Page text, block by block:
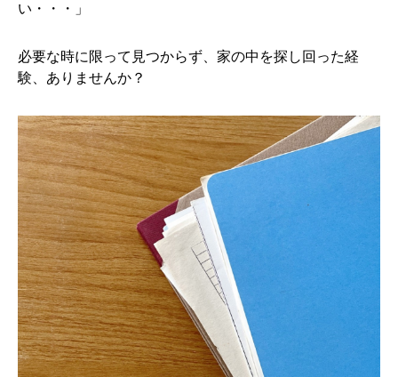
い・・・」
必要な時に限って見つからず、家の中を探し回った経
験、ありませんか？